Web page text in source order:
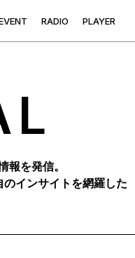
VENT RADIO PLAYER
報を発信。
インサイトを網羅した